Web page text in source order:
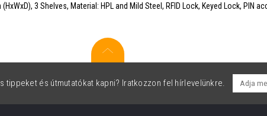
3 Shelves, Material: HPL and Mild Steel, RFID Lock, Keyed Lock, PIN
tippeket és útmutatókat kapni? Iratkozzon fel hírlevelünkre.